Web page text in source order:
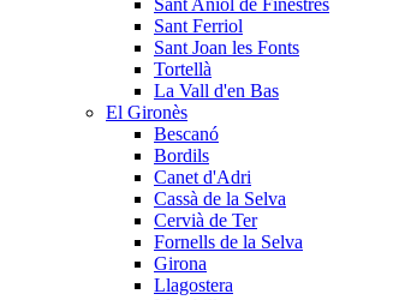
Sant Aniol de Finestres
Sant Ferriol
Sant Joan les Fonts
Tortellà
La Vall d'en Bas
El Gironès
Bescanó
Bordils
Canet d'Adri
Cassà de la Selva
Cervià de Ter
Fornells de la Selva
Girona
Llagostera